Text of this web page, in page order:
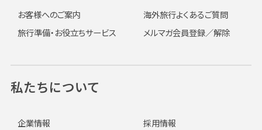
お客様へのご案内
海外旅行よくあるご質問
旅行準備・お役立ちサービス
メルマガ会員登録／解除
私たちについて
企業情報 採用情報